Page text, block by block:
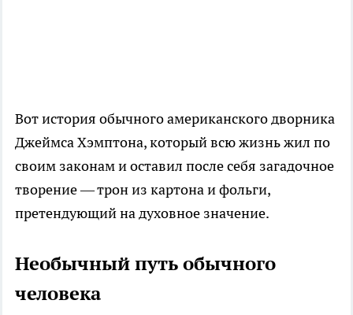
Вот история обычного американского дворника
Джеймса Хэмптона, который всю жизнь жил по
своим законам и оставил после себя загадочное
творение — трон из картона и фольги,
претендующий на духовное значение.
Необычный путь обычного
человека